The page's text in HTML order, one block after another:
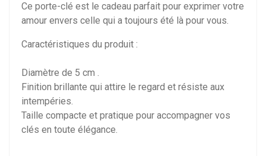
Ce porte-clé est le cadeau parfait pour exprimer votre
amour envers celle qui a toujours été là pour vous.
Caractéristiques du produit :
Diamètre de 5 cm .
Finition brillante qui attire le regard et résiste aux
intempéries.
Taille compacte et pratique pour accompagner vos
clés en toute élégance.